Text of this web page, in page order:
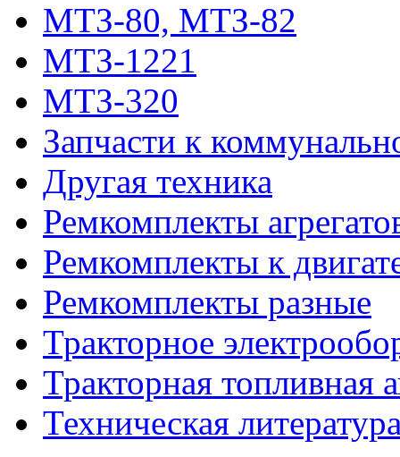
МТЗ-80, МТЗ-82
МТЗ-1221
МТЗ-320
Запчасти к
Другая техника
Ремкомплекты
Ремкомплекты к
Ремкомплекты разные
Тракторное
Тракторная топливная
Техническая